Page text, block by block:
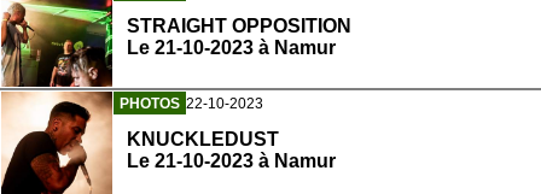
STRAIGHT OPPOSITION
Le 21-10-2023 à Namur
PHOTOS 22-10-2023
KNUCKLEDUST
Le 21-10-2023 à Namur